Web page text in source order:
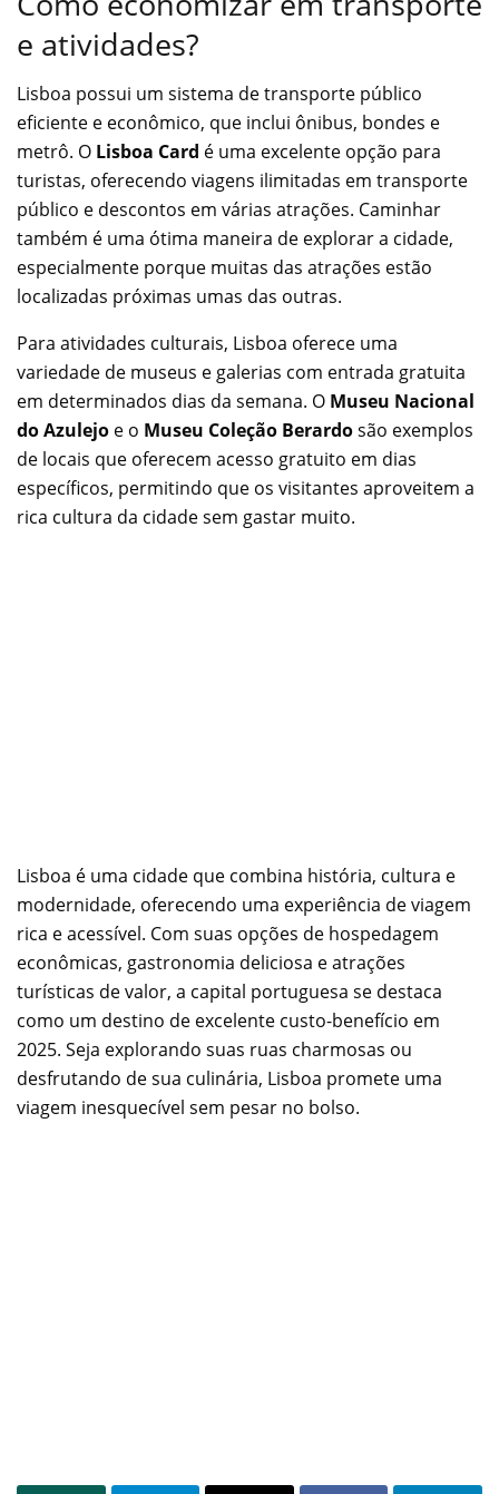
e atividades?
Lisboa possui um sistema de transporte público
eficiente e econômico, que inclui ônibus, bondes e
metrô. O Lisboa Card é uma excelente opção para
turistas, oferecendo viagens ilimitadas em transporte
público e descontos em várias atrações. Caminhar
também é uma ótima maneira de explorar a cidade,
especialmente porque muitas das atrações estão
localizadas próximas umas das outras.
Para atividades culturais, Lisboa oferece uma
variedade de museus e galerias com entrada gratuita
em determinados dias da semana. O Museu Nacional
do Azulejo e o Museu Coleção Berardosão exemplos
de locais que oferecem acesso gratuito em dias
específicos, permitindo que os visitantes aproveitem a
rica cultura da cidade sem gastar muito.
Lisboa é uma cidade que combina história, cultura e
modernidade, oferecendo uma experiência de viagem
rica e acessível. Com suas opções de hospedagem
econômicas, gastronomia deliciosa e atrações
turísticas de valor, a capital portuguesa se destaca
como um destino de excelente custo-benefício em
2025. Seja explorando suas ruas charmosas ou
desfrutando de sua culinária, Lisboa promete uma
viagem inesquecível sem pesar no bolso.